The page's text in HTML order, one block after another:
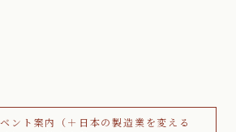
ベント案内（＋日本の製造業を変える